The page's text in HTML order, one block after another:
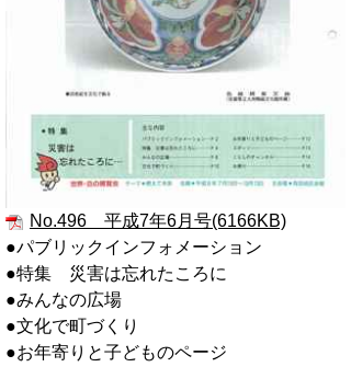
No.496 平成7年6月号(6166KB)
●パブリックインフォメーション
●特集 災害は忘れたころに
●みんなの広場
●文化で町づくり
●お年寄りと子どものページ